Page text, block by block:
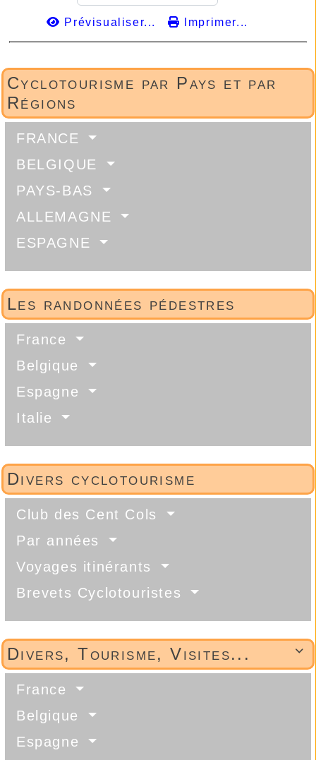
Cyclotourisme par Pays et par
Régions
FRANCE
BELGIQUE
PAYS-BAS
ALLEMAGNE
ESPAGNE
Les randonnées pédestres
France
Belgique
Espagne
Italie
Divers cyclotourisme
Club des Cent Cols
Par années
Voyages itinérants
Brevets Cyclotouristes

Divers, Tourisme, Visites...
France
Belgique
Espagne
Prévisualiser... Imprimer...